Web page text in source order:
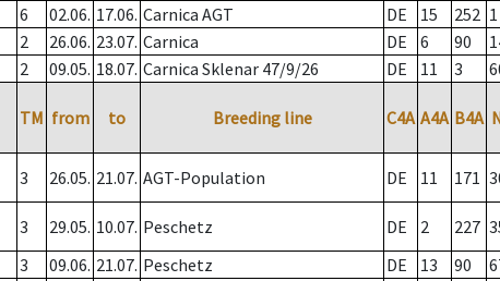
6 02.06. 17.06. Carnica AGT DE 15 252 1
2 26.06. 23.07. Carnica DE 6 90
2 09.05. 18.07. Carnica Sklenar 47/9/26 DE 11 3
TM from to Breeding line C4A A4A B4A
3 26.05. 21.07. AGT-Population DE 11 171
3 29.05. 10.07. Peschetz DE 2 227
3 09.06. 21.07. Peschetz DE 13 90